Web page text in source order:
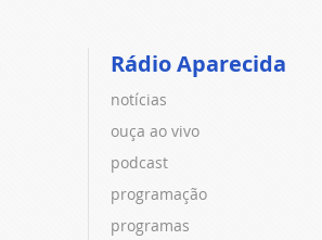
Rádio Aparecida
notícias
ouça ao vivo
podcast
programação
programas